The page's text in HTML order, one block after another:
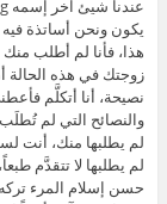
يكون ونحن أساتذة
هذا، فأنا لم أطلب
زوجتك في هذه الحالة
نصيحة، أنا أتكلَّم
والنصائح التي لم
لم يطلبها منك، أنت
لم يطلبها لا تتقدَّم
حسن إسلام المرء تركه